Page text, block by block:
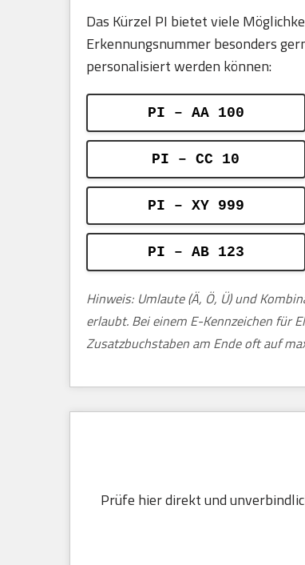
Das Kürzel PI bietet viele
Erkennungsnummer besonders
personalisiert werden können:
PI – AA 100
PI – CC 10
PI – XY 999
PI – AB 123
Hinweis: Umlaute (Ä, Ö, Ü) und
erlaubt. Bei einem E-Kennzeichen für
Zusatzbuchstaben am Ende oft auf
Prüfe hier direkt und